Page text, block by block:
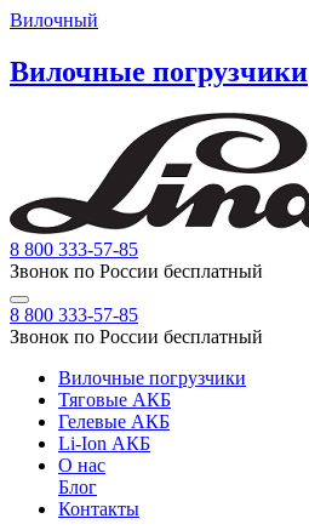
Вилочный
Вилочные погрузчики
8 800 333-57-85
Звонок по России бесплатный
8 800 333-57-85
Звонок по России бесплатный
Вилочные погрузчики
Тяговые АКБ
Гелевые АКБ
Li-Ion АКБ
О нас
Блог
Контакты